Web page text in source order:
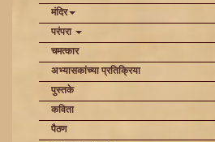
मंदिर
परंपरा
चमत्कार
अभ्यासकांच्या प्रतिक्रिया
पुस्तके
कविता
पैठण